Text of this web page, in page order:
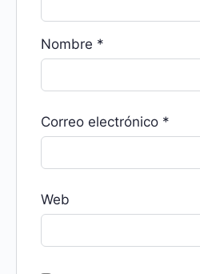
Nombre *
Correo electrónico *
Web